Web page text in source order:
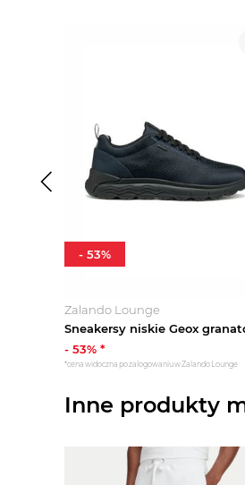
Zalando Lounge
Sneakersy niskie Geox
- 53% *
*cena widoczna po zalogowaniu w Zalando Lounge
- 53%
Inne produkty